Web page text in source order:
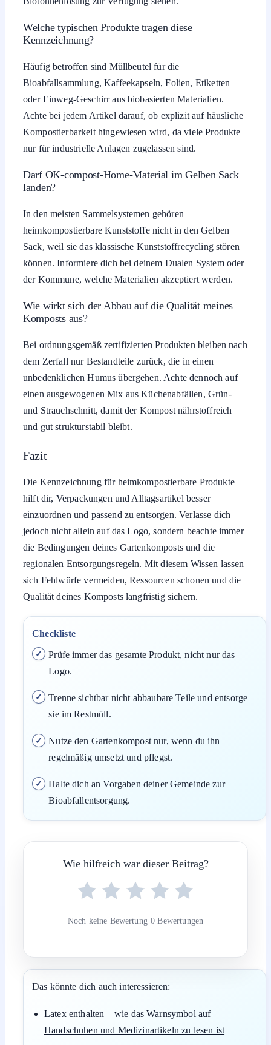
Welche typischen Produkte tragen diese
Kennzeichnung?
Häufig betroffen sind Müllbeutel für die
Bioabfallsammlung, Kaffeekapseln, Folien, Etiketten
oder Einweg-Geschirr aus biobasierten Materialien.
Achte bei jedem Artikel darauf, ob explizit auf häusliche
Kompostierbarkeit hingewiesen wird, da viele Produkte
nur für industrielle Anlagen zugelassen sind.
Darf OK-compost-Home-Material im Gelben Sack
landen?
In den meisten Sammelsystemen gehören
heimkompostierbare Kunststoffe nicht in den Gelben
Sack, weil sie das klassische Kunststoffrecycling stören
können. Informiere dich bei deinem Dualen System oder
der Kommune, welche Materialien akzeptiert werden.
Wie wirkt sich der Abbau auf die Qualität meines
Komposts aus?
Bei ordnungsgemäß zertifizierten Produkten bleiben nach
dem Zerfall nur Bestandteile zurück, die in einen
unbedenklichen Humus übergehen. Achte dennoch auf
einen ausgewogenen Mix aus Küchenabfällen, Grün-
und Strauchschnitt, damit der Kompost nährstoffreich
und gut strukturstabil bleibt.
Fazit
Die Kennzeichnung für heimkompostierbare Produkte
hilft dir, Verpackungen und Alltagsartikel besser
einzuordnen und passend zu entsorgen. Verlasse dich
jedoch nicht allein auf das Logo, sondern beachte immer
die Bedingungen deines Gartenkomposts und die
regionalen Entsorgungsregeln. Mit diesem Wissen lassen
sich Fehlwürfe vermeiden, Ressourcen schonen und die
Qualität deines Komposts langfristig sichern.
Checkliste
Prüfe immer das gesamte Produkt, nicht nur das
Logo.
Trenne sichtbar nicht abbaubare Teile und entsorge
sie im Restmüll.
Nutze den Gartenkompost nur, wenn du ihn
regelmäßig umsetzt und pflegst.
Halte dich an Vorgaben deiner Gemeinde zur
Bioabfallentsorgung.
Wie hilfreich war dieser Beitrag?
Noch keine Bewertung·0 Bewertungen
Das könnte dich auch interessieren:
Latex enthalten – wie das Warnsymbol auf
Handschuhen und Medizinartikeln zu lesen ist